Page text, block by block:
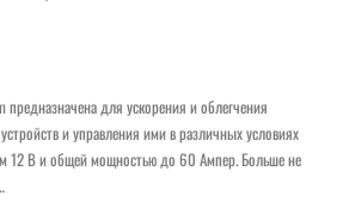
предназначена для ускорения и облегчения
и управления ими в различных условиях
12 В и общей мощностью до 60 Ампер. Больше не